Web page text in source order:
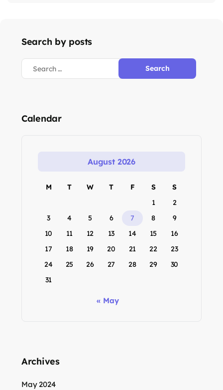
Search by posts
Calendar
August 2026
M T W T F S
S
1
2
3
4 5 6 7 8
9
10
11 12 13 14 15
16
17
18 19 20 21 22
23
24
25 26 27 28 29
30
31
« May
Archives
May 2024